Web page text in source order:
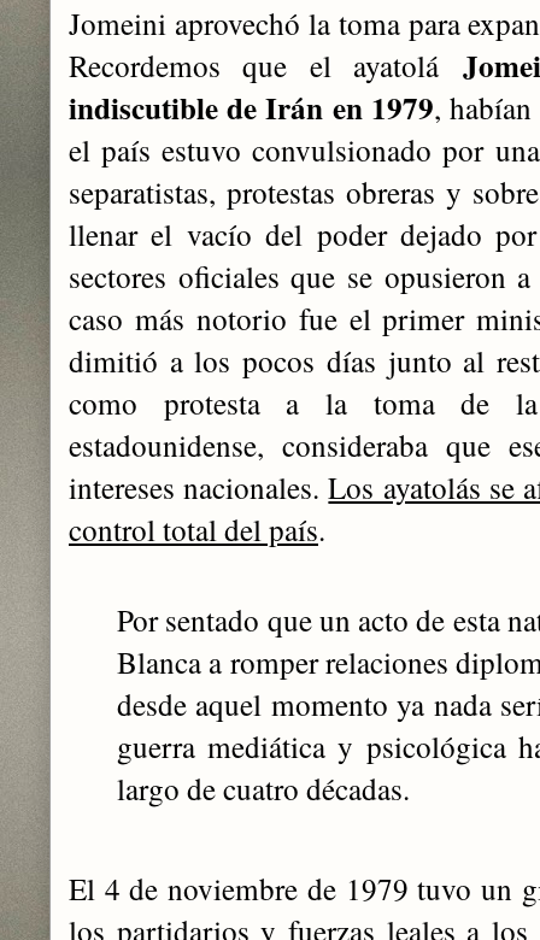
Jomeini aprovechó la toma para
Recordemos que el ayatolá
indiscutible de Irán en 1979,
el país estuvo convulsionado por
separatistas, protestas obreras y
llenar el vacío del poder dejado
sectores oficiales que se opusieron
caso más notorio fue el primer
dimitió a los pocos días junto al
como protesta a la toma de
estadounidense, consideraba que
intereses nacionales.Los ayatolás se
control total del país.
Por sentado que un acto de esta
Blanca a romper relaciones
desde aquel momento ya nada
guerra mediática y psicológica
largo de cuatro décadas.
El 4 de noviembre de 1979 tuvo un
los partidarios y fuerzas leales a